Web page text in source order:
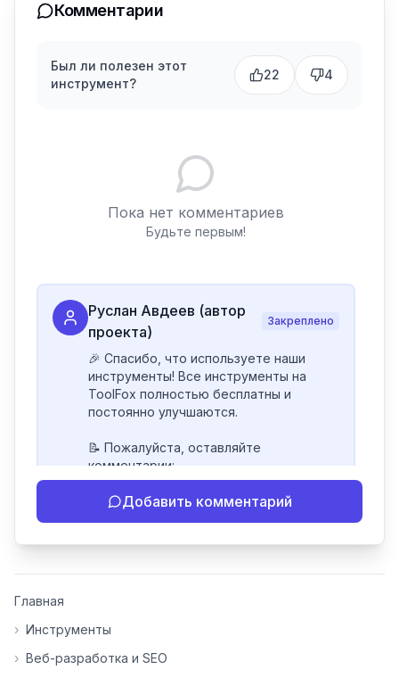
Комментарии
Был ли полезен этот
инструмент?
22 4
Пока нет комментариев
Будьте первым!
Руслан Авдеев (автор
проекта)
Закреплено
🎉 Спасибо, что используете наши
инструменты! Все инструменты на
ToolFox полностью бесплатны и
постоянно улучшаются.
📝 Пожалуйста, оставляйте
комментарии:
- Если инструмент работает
некорректно
инструменты нуждаются в доработке.
основе вашей обратной связи.
Добавить комментарий
Главная
› Инструменты
› Веб-разработка и SEO